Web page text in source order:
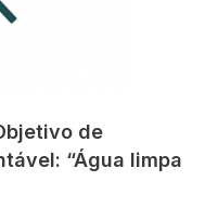
de
“Água limpa